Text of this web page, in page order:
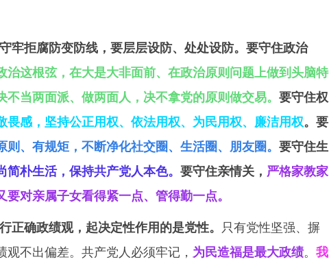
牢拒腐防变防线，要层层设防、处处设防。 要守住政治
治这根弦，在大是大非面前、在政治原则问题上做到头脑特
当两面派、做两面人，决不拿党的原则做交易。 要守住权
畏感，坚持公正用权、依法用权、为民用权、廉洁用权。要
则、有规矩，不断净化社交圈、生活圈、朋友圈。 要守住生
简朴生活，保持共产党人本色。 要守住亲情关， 严格家教家
对亲属子女看得紧一点、管得勤一点。
正确政绩观，起决定性作用的是党性。
只有党性坚强、摒
不出偏差。共产党人必须牢记， 为民造福是最大政绩。 我